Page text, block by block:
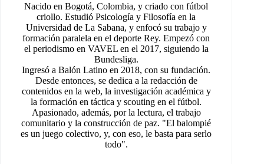
Nacido en Bogotá, Colombia, y criado con fútbol
criollo. Estudió Psicología y Filosofía en la
Universidad de La Sabana, y enfocó su trabajo y
formación paralela en el deporte Rey. Empezó con
el periodismo en VAVEL en el 2017, siguiendo la
Bundesliga.
Ingresó a Balón Latino en 2018, con su fundación.
Desde entonces, se dedica a la redacción de
contenidos en la web, la investigación académica y
la formación en táctica y scouting en el fútbol.
Apasionado, además, por la lectura, el trabajo
comunitario y la construcción de paz. "El balompié
es un juego colectivo, y, con eso, le basta para serlo
todo".